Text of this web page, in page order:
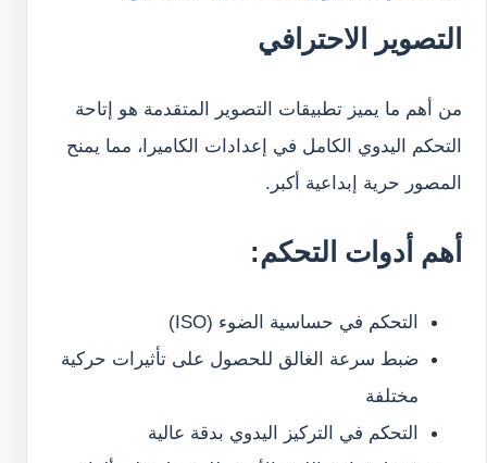
التصوير الاحترافي
من أهم ما يميز تطبيقات التصوير المتقدمة هو إتاحة
التحكم اليدوي الكامل في إعدادات الكاميرا، مما يمنح
المصور حرية إبداعية أكبر.
أهم أدوات التحكم:
التحكم في حساسية الضوء (ISO)
ضبط سرعة الغالق للحصول على تأثيرات حركية
مختلفة
التحكم في التركيز اليدوي بدقة عالية